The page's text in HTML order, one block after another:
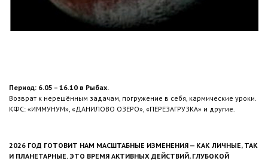
Период: 6.05 – 16.10 в Рыбах.
Возврат к нерешённым задачам, погружение в себя, кармические уроки.
КФС: «ИММУНУМ», «ДАНИЛОВО ОЗЕРО», «ПЕРЕЗАГРУЗКА» и другие.
2026 ГОД ГОТОВИТ НАМ МАСШТАБНЫЕ ИЗМЕНЕНИЯ — КАК ЛИЧНЫЕ, ТАК
И ПЛАНЕТАРНЫЕ. ЭТО ВРЕМЯ АКТИВНЫХ ДЕЙСТВИЙ, ГЛУБОКОЙ